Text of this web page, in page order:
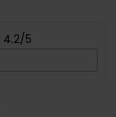
4.2/5